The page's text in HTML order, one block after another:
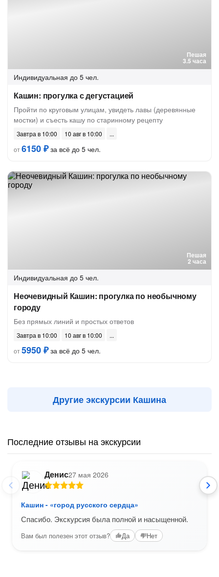
Пешая
3.5 часа
Индивидуальная до 5 чел.
Кашин: прогулка с дегустацией
Пройти по круговым улицам, увидеть лавы (деревянные
мостки) и съесть кашу по старинному рецепту
Завтра в 10:00
10 авг в 10:00
от6150 ₽за всё до 5 чел.
Пешая
2 часа
Индивидуальная до 5 чел.
Неочевидный Кашин: прогулка по необычному
городу
Без прямых линий и простых ответов
Завтра в 10:00
10 авг в 10:00
от5950 ₽за всё до 5 чел.
Другие экскурсии Кашина
Последние отзывы на экскурсии
Денис27 мая 2026
Кашин - «город русского сердца»
Спасибо. Экскурсия была полной и насыщенной.
Вам был полезен этот отзыв? Да Нет